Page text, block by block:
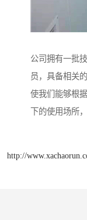
公司拥有一批
员，具备相关
使我们能够根
下的使用场所
http://